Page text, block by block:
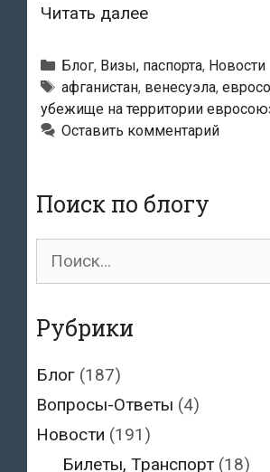
Читать далееЧисло
убежища
в
Евросоюзе
выросло
с
прошлым
на
Рубрики
Блог, Визы, паспорта, Новости
Метки
афганистан, венесуэла,
убежище на территории
Оставить комментарий
Поиск по блогу
Поиск
Рубрики
Блог (187)
Вопросы-Ответы (4)
Новости (191)
Билеты, Транспорт(18)